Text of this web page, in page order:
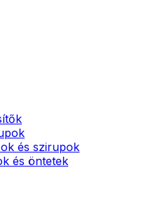
és szirupok
és öntetek